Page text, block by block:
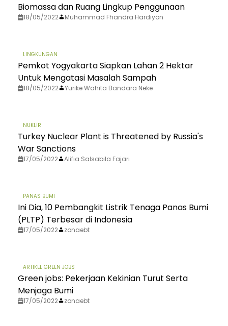
Biomassa dan Ruang Lingkup Penggunaan
18/05/2022 Muhammad Fhandra Hardiyon
LINGKUNGAN
Pemkot Yogyakarta Siapkan Lahan 2 Hektar
Untuk Mengatasi Masalah Sampah
18/05/2022 Yurike Wahita Bandara Neke
NUKLIR
Turkey Nuclear Plant is Threatened by Russia's
War Sanctions
17/05/2022 Alifia Salsabila Fajari
PANAS BUMI
Ini Dia, 10 Pembangkit Listrik Tenaga Panas Bumi
(PLTP) Terbesar di Indonesia
17/05/2022 zonaebt
ARTIKEL GREEN JOBS
Green jobs: Pekerjaan Kekinian Turut Serta
Menjaga Bumi
17/05/2022 zonaebt